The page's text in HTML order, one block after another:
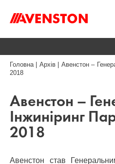
Головна| Архів| Авенстон –
2018
Авенстон –
Інжиніринг
2018
Авенстон став